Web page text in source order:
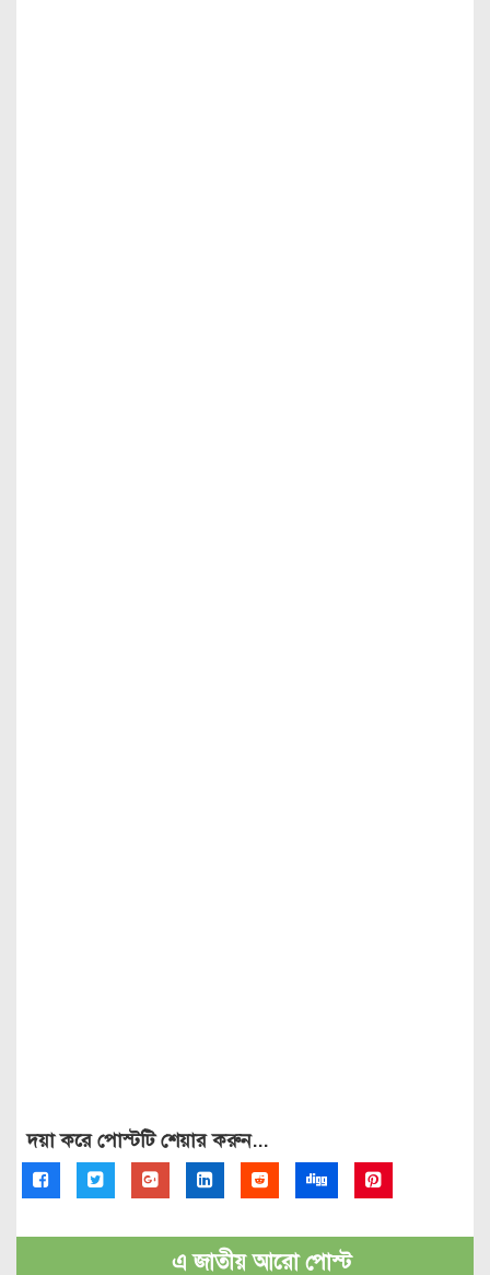
দয়া করে পোস্টটি শেয়ার করুন...
এ জাতীয় আরো পোস্ট